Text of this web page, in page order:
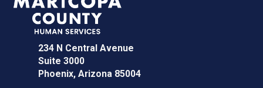
234 N Central Avenue
Suite 3000
Phoenix, Arizona 85004